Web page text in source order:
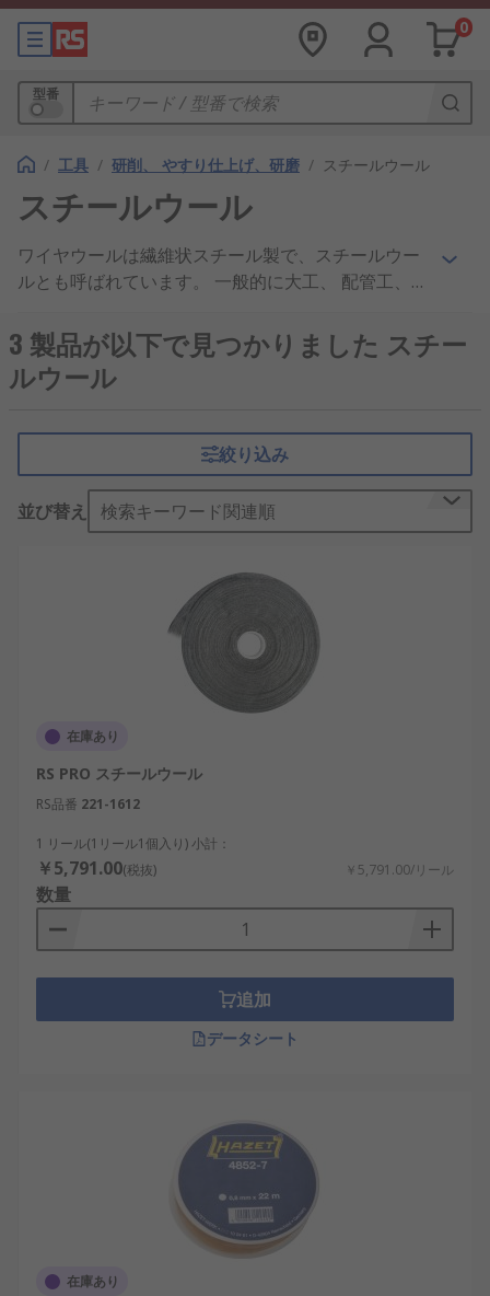
0
型番
/ 工具 / 研削、 やすり仕上げ、研磨 / スチールウール
スチールウール
ワイヤウールは繊維状スチール製で、スチールウー
ルとも呼ばれています。 一般的に大工、 配管工、
スポリッシュ塗布を行うのに適しています。ワイヤ
ウールは、塗料剥離剤と併用して高速除去すること
もできます。当社のRS PROブランドの高品質スチ
ング用に設計されています。RS では、細目、 中
目、又は粗目のスチールウールを取り揃えていま
3 製品が以下で見つかりました スチー
ルウール
絞り込み
並び替え 検索キーワード関連順
在庫あり
RS PRO スチールウール
RS品番 221-1612
1 リール(1リール1個入り) 小計：
￥5,791.00(税抜) ￥5,791.00/リール
数量
追加
データシート
在庫あり